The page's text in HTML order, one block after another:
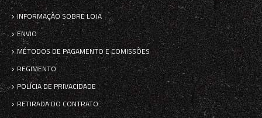
INFORMAÇÃO SOBRE LOJA
ENVIO
MÉTODOS DE PAGAMENTO E COMISSÕES
REGIMENTO
POLÍCIA DE PRIVACIDADE
RETIRADA DO CONTRATO